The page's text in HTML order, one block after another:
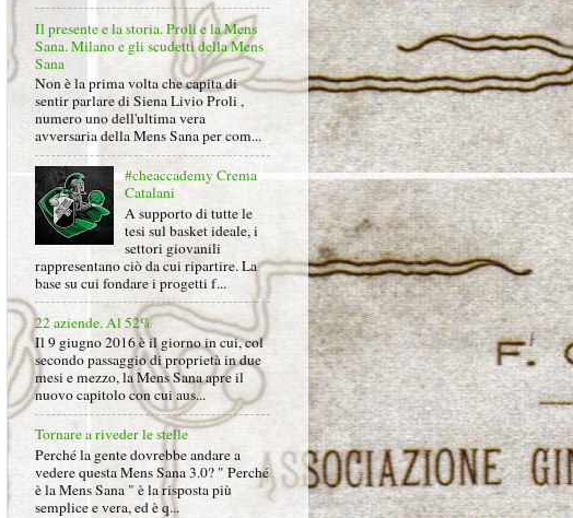
Il presente e la storia. Proli e la Mens
Sana. Milano e gli scudetti della Mens
Sana
Non è la prima volta che capita di
sentir parlare di Siena Livio Proli ,
numero uno dell'ultima vera
avversaria della Mens Sana per com...
#cheaccademy Crema
Catalani
A supporto di tutte le
tesi sul basket ideale, i
settori giovanili
rappresentano ciò da cui ripartire. La
base su cui fondare i progetti f...
22 aziende. Al 52%
Il 9 giugno 2016 è il giorno in cui, col
secondo passaggio di proprietà in due
mesi e mezzo, la Mens Sana apre il
nuovo capitolo con cui aus...
Tornare a riveder le stelle
Perché la gente dovrebbe andare a
vedere questa Mens Sana 3.0? " Perché
è la Mens Sana " è la risposta più
semplice e vera, ed è q...